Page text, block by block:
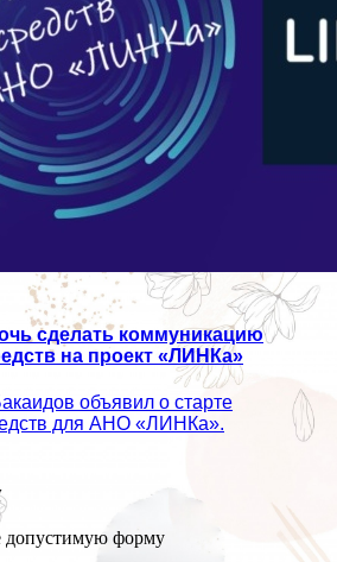
сделать коммуникацию
на проект «ЛИНКа»
объявил о старте
для АНО «ЛИНКа».
допустимую форму